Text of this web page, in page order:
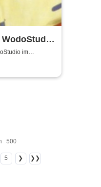
Ruhr
im
500
5 ❯ ❯❯